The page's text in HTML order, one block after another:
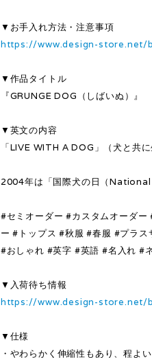
▼お手入れ方法・注意事項
https://www.design-
▼作品タイトル
『GRUNGE DOG（しばいぬ）』
▼英文の内容
「LIVE WITH A DOG」（犬と共
2004年は「国際犬の日（National
#セミオーダー #カスタムオーダ
ー #トップス #秋服 #春服 #プラ
#おしゃれ #英字 #英語 #名入れ #
▼入荷待ち情報
https://www.design-
▼仕様
・やわらかく伸縮性もあり、程よ